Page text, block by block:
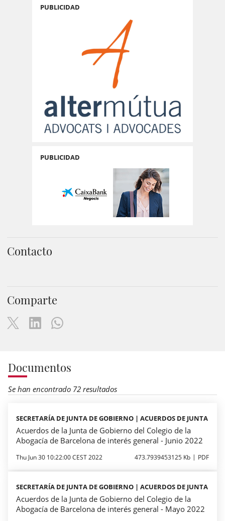
PUBLICIDAD
PUBLICIDAD
Contacto
Comparte
Documentos
Se han encontrado 72 resultados
SECRETARÍA DE JUNTA DE GOBIERNO | ACUERDOS DE JUNTA
Acuerdos de la Junta de Gobierno del Colegio de la
Abogacía de Barcelona de interés general - Junio 2022
Thu Jun 30 10:22:00 CEST 2022 473.7939453125 Kb PDF
SECRETARÍA DE JUNTA DE GOBIERNO | ACUERDOS DE JUNTA
Acuerdos de la Junta de Gobierno del Colegio de la
Abogacía de Barcelona de interés general - Mayo 2022